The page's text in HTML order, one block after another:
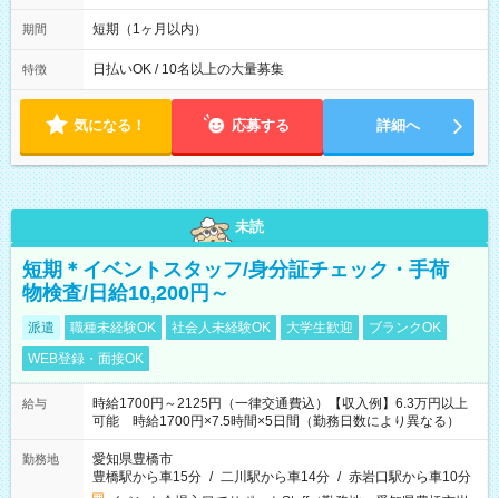
日~2026年10月23日 短期勤務OK! 期間中フル勤務できる方優遇
※週3~5日勤務(勤務日数応相談) ※期間前から勤務スタートも可
り ※夜勤シフトあり
期間 短期（1ヶ月以内）
特徴 日払いOK / 10名以上の大量募集
気になる！ 応募する 詳細へ
未読
短期＊イベントスタッフ/身分証チェック・手荷
物検査/日給10,200円～
派遣 職種未経験OK 社会人未経験OK 大学生歓迎
ブランクOK
WEB登録・面接OK
給与
時給1700円～2125円（一律交通費込）【収入例】6.3万円以上
可能 時給1700円×7.5時間×5日間（勤務日数により異なる）
勤務地
愛知県豊橋市
豊橋駅から車15分 / 二川駅から車14分 / 赤岩口駅から車10分